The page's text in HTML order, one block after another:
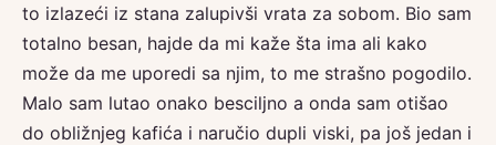
to izlazeći iz stana zalupivši vrata za sobom. Bio sam
totalno besan, hajde da mi kaže šta ima ali kako
može da me uporedi sa njim, to me strašno pogodilo.
Malo sam lutao onako besciljno a onda sam otišao
do obližnjeg kafića i naručio dupli viski, pa još jedan i